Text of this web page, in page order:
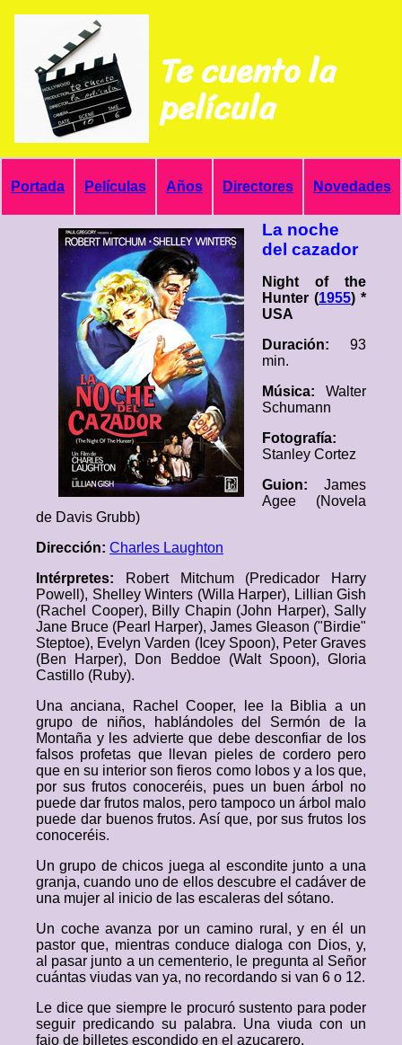
Te cuento la
película
Portada Películas Años Directores Novedades
La noche
del cazador
Night of the
Hunter (1955) *
USA
Duración: 93
min.
Música: Walter
Schumann
Fotografía:
Stanley Cortez
Guion: James
Agee (Novela
de Davis Grubb)
Dirección: Charles Laughton
Intérpretes:
Robert Mitchum (Predicador Harry
Powell), Shelley Winters (Willa Harper), Lillian Gish
(Rachel Cooper), Billy Chapin (John Harper), Sally
Jane Bruce (Pearl Harper), James Gleason ("Birdie"
Steptoe), Evelyn Varden (Icey Spoon), Peter Graves
(Ben Harper), Don Beddoe (Walt Spoon), Gloria
Castillo (Ruby).
Una anciana, Rachel Cooper, lee la Biblia a un
grupo de niños, hablándoles del Sermón de la
Montaña y les advierte que debe desconfiar de los
falsos profetas que llevan pieles de cordero pero
que en su interior son fieros como lobos y a los que,
por sus frutos conoceréis, pues un buen árbol no
puede dar frutos malos, pero tampoco un árbol malo
puede dar buenos frutos. Así que, por sus frutos los
conoceréis.
Un grupo de chicos juega al escondite junto a una
granja, cuando uno de ellos descubre el cadáver de
una mujer al inicio de las escaleras del sótano.
Un coche avanza por un camino rural, y en él un
pastor que, mientras conduce dialoga con Dios, y,
al pasar junto a un cementerio, le pregunta al Señor
cuántas viudas van ya, no recordando si van 6 o 12.
Le dice que siempre le procuró sustento para poder
seguir predicando su palabra. Una viuda con un
fajo de billetes escondido en el azucarero.